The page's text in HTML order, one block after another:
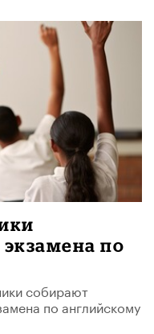
по
собирают
по английскому